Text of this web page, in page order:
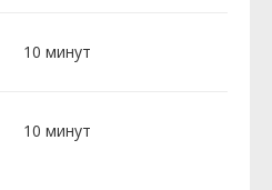
10 минут
10 минут